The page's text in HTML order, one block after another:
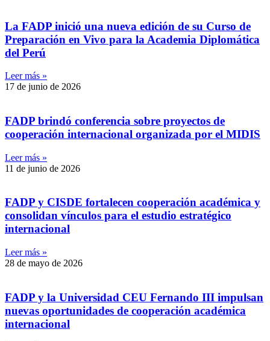
La FADP inició una nueva edición de su Curso de
Preparación en Vivo para la Academia Diplomática
del Perú
Leer más »
17 de junio de 2026
FADP brindó conferencia sobre proyectos de
cooperación internacional organizada por el MIDIS
Leer más »
11 de junio de 2026
FADP y CISDE fortalecen cooperación académica y
consolidan vínculos para el estudio estratégico
internacional
Leer más »
28 de mayo de 2026
FADP y la Universidad CEU Fernando III impulsan
nuevas oportunidades de cooperación académica
internacional